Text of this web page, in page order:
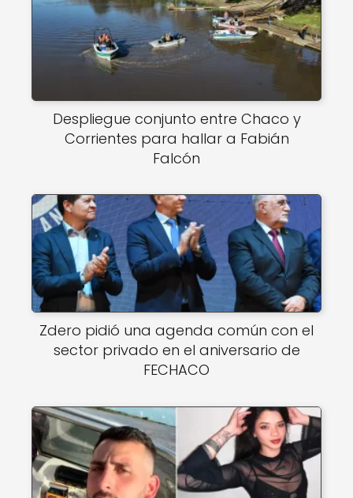
Despliegue conjunto entre Chaco y
Corrientes para hallar a Fabián
Falcón
Zdero pidió una agenda común con el
sector privado en el aniversario de
FECHACO